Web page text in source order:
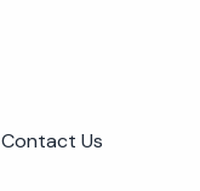
Contact Us